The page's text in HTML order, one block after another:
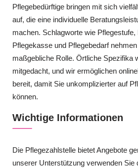
Pflegebedürftige bringen mit sich
auf, die eine individuelle
machen. Schlagworte wie Pflegestufe,
Pflegekasse und Pflegebedarf
maßgebliche Rolle. Örtliche Spezifika
mitgedacht, und wir ermöglichen
bereit, damit Sie unkomplizierter auf
können.
Wichtige Informationen
Die Pflegezahlstelle bietet Angebote
unserer Unterstützung verwenden Sie